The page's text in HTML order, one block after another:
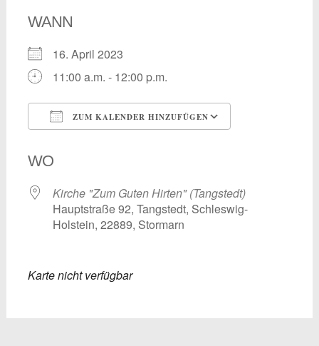
WANN
16. April 2023
11:00 a.m. - 12:00 p.m.
ZUM KALENDER HINZUFÜGEN
WO
Kirche "Zum Guten Hirten" (Tangstedt)
Hauptstraße 92, Tangstedt, Schleswig-
Holstein, 22889, Stormarn
Karte nicht verfügbar